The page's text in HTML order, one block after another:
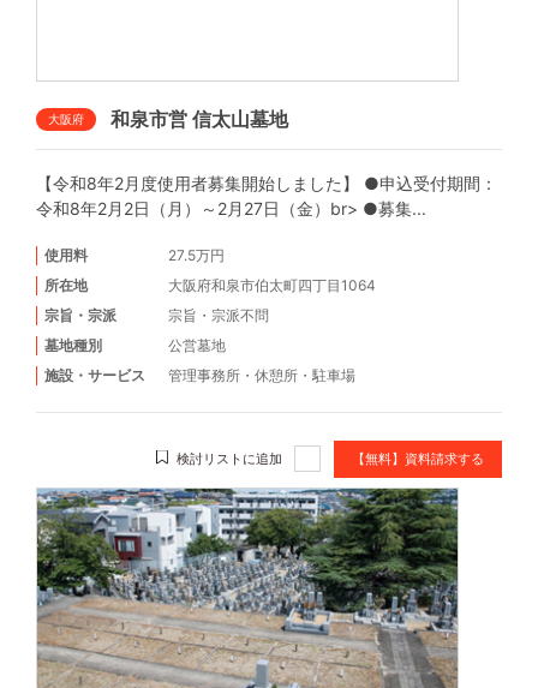
大阪府 和泉市営 信太山墓地
【令和8年2月度使用者募集開始しました】 ●申込受付期間：
令和8年2月2日（月）～2月27日（金）br> ●募集...
使用料
27.5万円
所在地
大阪府和泉市伯太町四丁目1064
宗旨・宗派
宗旨・宗派不問
墓地種別
公営墓地
施設・サービス
管理事務所 ・ 休憩所 ・ 駐車場
検討リストに追加 【無料】資料請求する